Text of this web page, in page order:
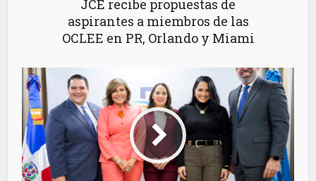
JCE recibe propuestas de
aspirantes a miembros de las
OCLEE en PR, Orlando y Miami